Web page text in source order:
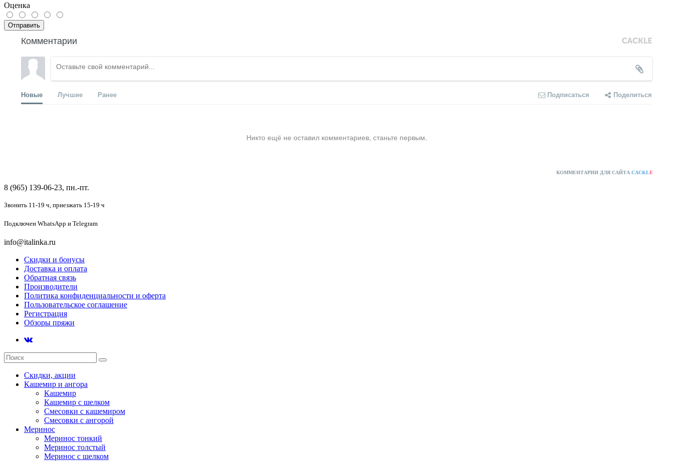
Оценка
Отправить
Комментарии
Новые Лучшие Ранее Подписаться Поделиться
Никто ещё не оставил комментариев, станьте первым.
КОММЕНТАРИИ ДЛЯ САЙТА CACKLE
8 (965) 139-06-23, пн.-пт.
Звонить 11-19 ч, приезжать 15-19 ч
Подключен WhatsApp и Telegram
info@italinka.ru
Скидки и бонусы
Доставка и оплата
Обратная связь
Производители
Политика конфиденциальности и оферта
Пользовательское соглашение
Регистрация
Обзоры пряжи
Скидки, акции
Кашемир и ангора
Кашемир
Кашемир с шелком
Смесовки с кашемиром
Смесовки с ангорой
Меринос
Меринос тонкий
Меринос толстый
Меринос с шелком